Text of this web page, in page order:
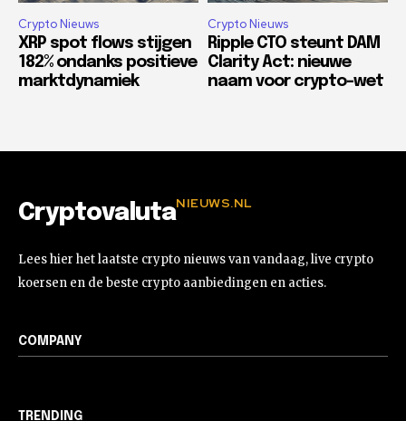
Crypto Nieuws
XRP spot flows stijgen
182% ondanks positieve
marktdynamiek
Crypto Nieuws
Ripple CTO steunt DAM
Clarity Act: nieuwe
naam voor crypto-wet
CryptovalutaNIEUWS.NL
Lees hier het laatste crypto nieuws van vandaag, live crypto
koersen en de beste crypto aanbiedingen en acties.
COMPANY
TRENDING